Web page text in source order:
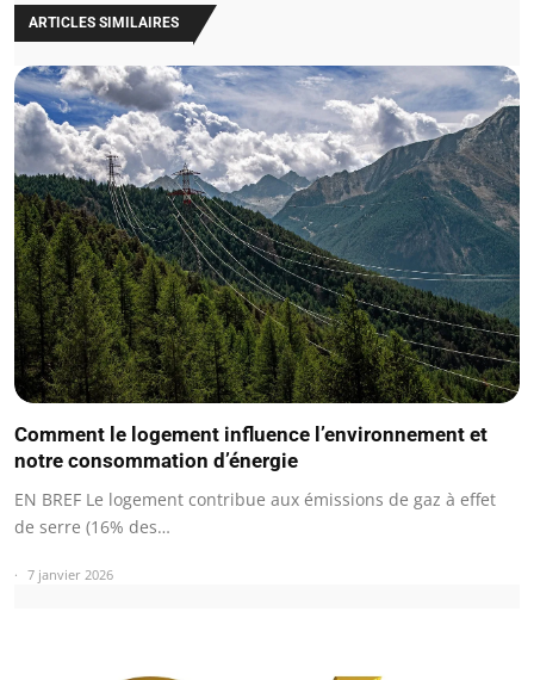
ARTICLES SIMILAIRES
Comment le logement influence l’environnement et
notre consommation d’énergie
EN BREF Le logement contribue aux émissions de gaz à effet
de serre (16% des…
7 janvier 2026